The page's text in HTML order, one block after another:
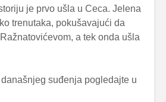
je prvo ušla u Ceca. Jelena
trenutaka, pokušavajući da
a tek onda ušla
suđenja pogledajte u